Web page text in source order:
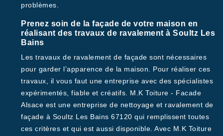
problèmes.
Prenez soin de la façade de votre maison en
réalisant des travaux de ravalement à Soultz Les
Bains
Les travaux de ravalement de façade sont nécessaires
pour garder l’apparence de la maison. Pour réaliser ces
travaux, il vous faut une entreprise avec des spécialistes
expérimentés, fiable et créatifs. M.K Toiture - Facade
Alsace est une entreprise de nettoyage et ravalement de
façade à Soultz Les Bains 67120 qui remplissent toutes
ces critères et qui est aussi disponible. Avec M.K Toiture